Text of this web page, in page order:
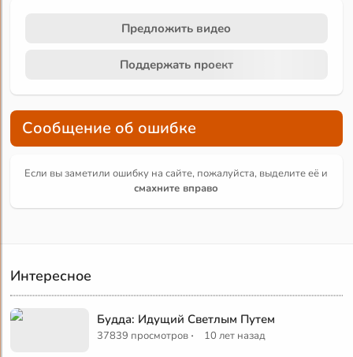
Предложить видео
Поддержать проект
Сообщение об ошибке
Если вы заметили ошибку на сайте, пожалуйста, выделите её и
смахните вправо
Интересное
Будда: Идущий Светлым Путем
37839 просмотров · 10 лет назад